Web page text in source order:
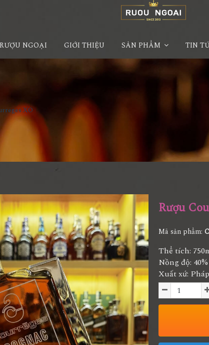
NGOẠI GIỚI THIỆU SẢN PHẨM TIN
XO
Rượu
Mã sản phẩm:
Thể tích:
Nồng độ: 40%
Xuất xứ: Pháp